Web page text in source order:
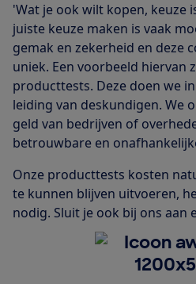
'Wat je ook wilt kopen, keuze
juiste keuze maken is vaak
gemak en zekerheid en deze
uniek. Een voorbeeld hiervan
producttests. Deze doen we
leiding van deskundigen. We
geld van bedrijven of
betrouwbare en
Onze producttests kosten
te kunnen blijven uitvoeren,
nodig. Sluit je ook bij ons aan